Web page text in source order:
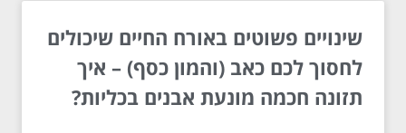
שינויים פשוטים באורח החיים שיכולים
לחסוך לכם כאב (והמון כסף) – איך
תזונה חכמה מונעת אבנים בכליות?